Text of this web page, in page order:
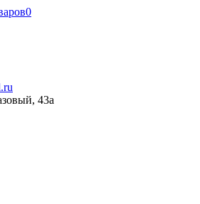
0
43а